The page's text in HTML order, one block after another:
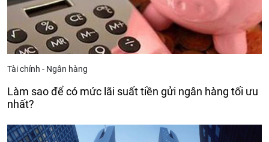
Tài chính - Ngân hàng
Làm sao để có mức lãi suất tiền gửi ngân hàng tối ưu
nhất?